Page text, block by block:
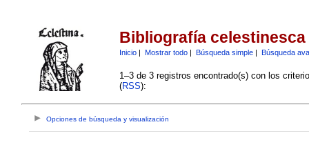
Bibliografía celestinesca
Inicio| Mostrar todo| Búsqueda simple| Búsqueda
1–3 de 3 registros encontrado(s) con los
(RSS):
Opciones de búsqueda y visualización